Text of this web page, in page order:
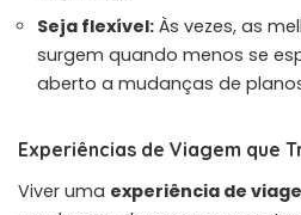
Seja flexível: Às vezes, as
surgem quando menos se
aberto a mudanças de
Experiências de Viagem que
Viver uma experiência de